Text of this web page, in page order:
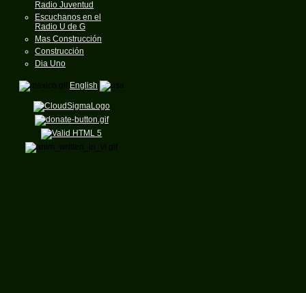
Radio Juventud
Escuchanos en el
Radio U de G
Mas Construcción
Construcción
Dia Uno
English